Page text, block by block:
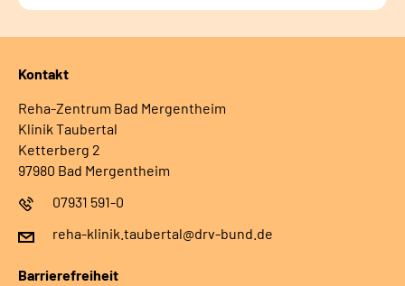
Kontakt
Reha-Zentrum Bad Mergentheim
Klinik Taubertal
Ketterberg 2
97980 Bad Mergentheim
07931 591-0
reha-klinik.taubertal@drv-bund.de
Barrierefreiheit